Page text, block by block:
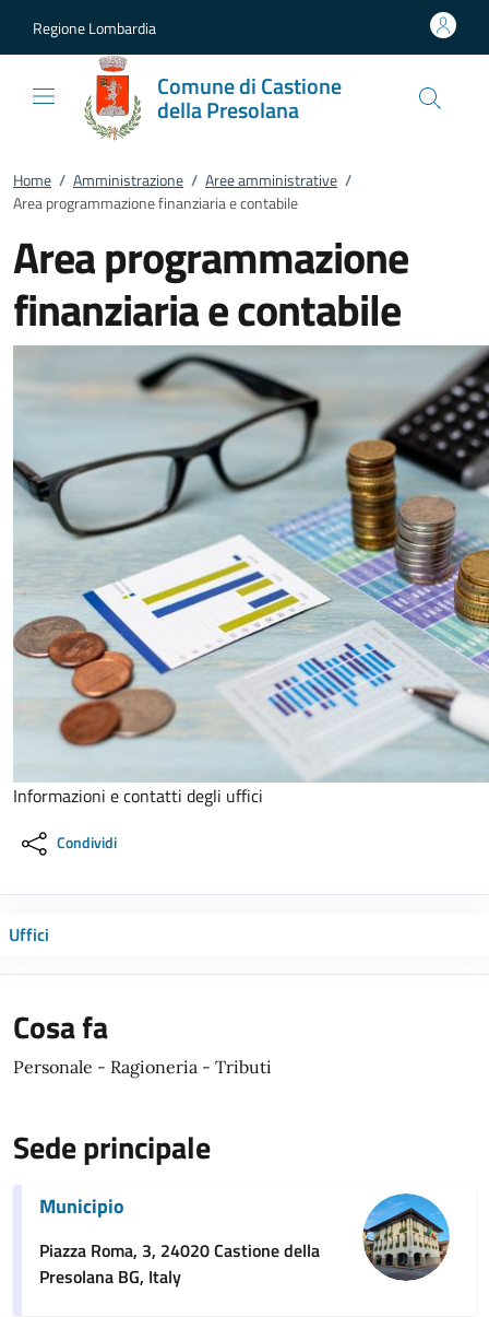
Regione Lombardia
Comune di Castione
della Presolana
Home / Amministrazione / Aree amministrative /
Area programmazione finanziaria e contabile
Area programmazione
finanziaria e contabile
Informazioni e contatti degli uffici
Condividi
Uffici
Cosa fa
Personale - Ragioneria - Tributi
Sede principale
Municipio
Piazza Roma, 3, 24020 Castione della
Presolana BG, Italy